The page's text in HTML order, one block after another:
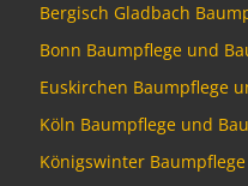
Bergisch Gladbach
Bonn Baumpflege und
Euskirchen Baumpflege
Köln Baumpflege und
Königswinter